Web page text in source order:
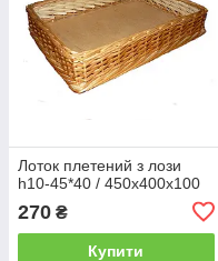
Лоток плетений з лози
h10-45*40 / 450х400х100
270 ₴
Купити